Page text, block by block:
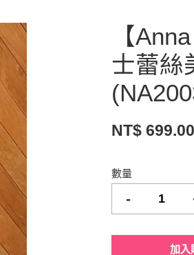
【
士蕾絲
NT$ 699.00
數量
-
加入